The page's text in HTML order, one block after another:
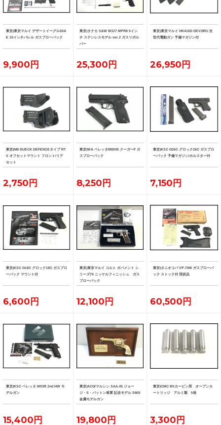
東京)東京マルイ デザートイーグル50A
E 10インチバレル ガスブローバック
9,900円
東京)タナカ S&W M327 MPR8 5イン
チ ステンレスモデル ver.2 ガスリボル
バー
25,300円
東京)東京マルイ HK416D DEVGRU 次
世代電動ガン 予備マガジン付
26,950円
東京)NB DUECK DEFENCEタイプ RT
S オフセットマウント フロント/リア
セット
2,750円
東京)WA ベレッタM8045 クーガーF ガ
スブローバック
8,250円
東京)KSC G26C グロック26C ガスブロ
ーバック 予備マガジン/ホルスター付
7,150円
東京)KSC G18C グロック18C ガスブロ
ーバック マウント付
6,600円
東京)東京マルイ コルト ガバメント シ
リーズ70 ニッケルフィニッシュ ガス
ブローバック
12,100円
東京)タニオコバ VP-70M ガスブローバ
ック ストック付 現状品
60,500円
東京)KSC ベレッタ M93R 2nd HW モ
デルガン
15,400円
東京)ACG/マルシン SAA.45 ジョー
ジ・S・パットン将軍 記念モデル SMG
金属モデルガン
19,800円
東京)CMC M1カービン用 オープンカ
ートリッジ アルミ製 5発
3,300円